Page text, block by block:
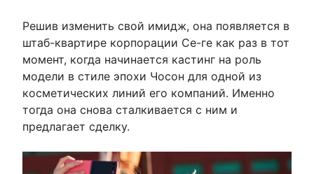
Решив изменить свой имидж, она появляется в
штаб-квартире корпорации Се-ге как раз в тот
момент, когда начинается кастинг на роль
модели в стиле эпохи Чосон для одной из
косметических линий его компаний. Именно
тогда она снова сталкивается с ним и
предлагает сделку.